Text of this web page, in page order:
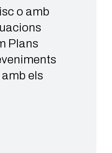
o amb
Plans
els